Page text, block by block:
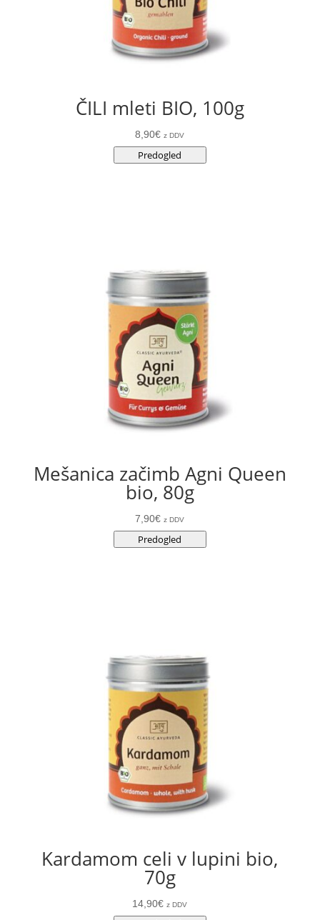
ČILI mleti BIO, 100g
8,90€ z DDV
Predogled
Mešanica začimb Agni Queen
bio, 80g
7,90€ z DDV
Predogled
Kardamom celi v lupini bio,
70g
14,90€ z DDV